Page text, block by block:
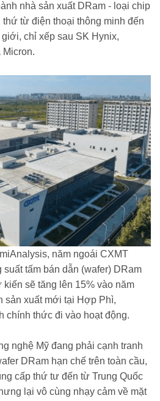
nhà sản xuất DRam - loại chip
từ điện thoại thông minh đến
chỉ xếp sau SK Hynix,
Micron.
năm ngoái CXMT
tấm bán dẫn (wafer) DRam
sẽ tăng lên 15% vào năm
sản xuất mới tại Hợp Phì,
chính thức đi vào hoạt động.
nghệ Mỹ đang phải cạnh tranh
DRam hạn chế trên toàn cầu,
cấp thứ tư đến từ Trung Quốc
lại vô cùng nhạy cảm về mặt